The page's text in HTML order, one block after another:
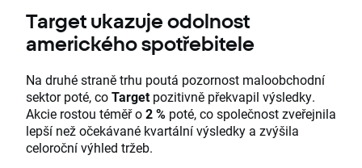
Target ukazuje odolnost
amerického spotřebitele
Na druhé straně trhu poutá pozornost maloobchodní
sektor poté, coTargetpozitivně překvapil výsledky.
Akcie rostou téměř o2 % poté, co společnost zveřejnila
lepší než očekávané kvartální výsledky a zvýšila
celoroční výhled tržeb.